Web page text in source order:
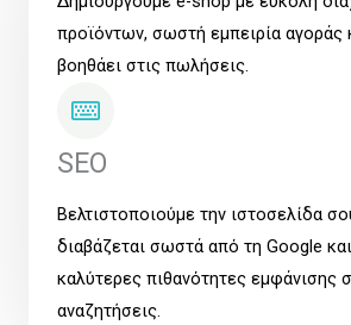
προϊόντων, σωστή εμπειρία αγοράς
βοηθάει στις πωλήσεις.
SEO
Βελτιστοποιούμε την ιστοσελίδα
διαβάζεται σωστά από τη Google
καλύτερες πιθανότητες εμφάνισης
αναζητήσεις.